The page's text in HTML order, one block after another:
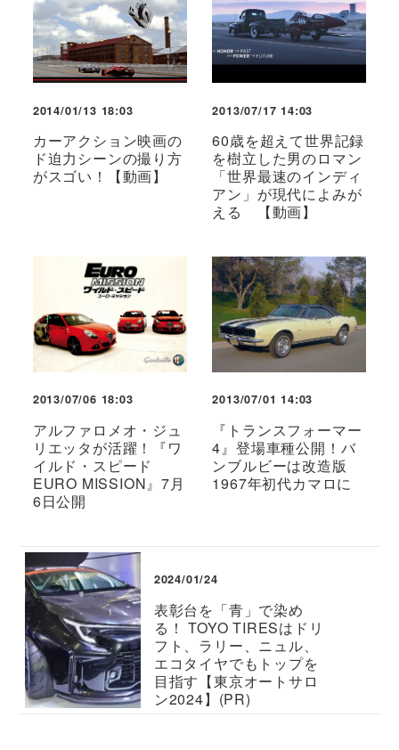
2014/01/13 18:03
カーアクション映画の
ド迫力シーンの撮り方
がスゴい！【動画】
2013/07/17 14:03
60歳を超えて世界記録
を樹立した男のロマン
「世界最速のインディ
アン」が現代によみが
える 【動画】
2013/07/06 18:03
アルファロメオ・ジュ
リエッタが活躍！『ワ
イルド・スピード
EURO MISSION』7月
6日公開
2013/07/01 14:03
『トランスフォーマー
4』登場車種公開！バ
ンブルビーは改造版
1967年初代カマロに
2024/01/24
表彰台を「青」で染め
る！ TOYO TIRESはドリ
フト、ラリー、ニュル、
エコタイヤでもトップを
目指す【東京オートサロ
ン2024】(PR)